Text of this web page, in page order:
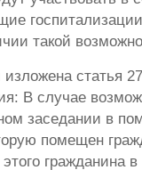
такой
статья
В случае
заседании в
помещен
гражданина